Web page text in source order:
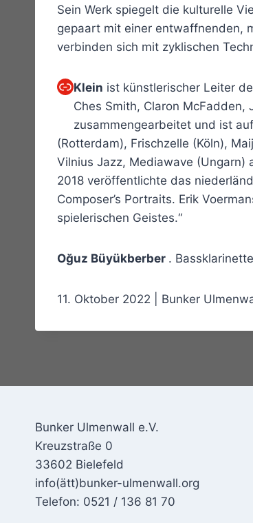
Sein Werk spiegelt die kulturelle
gepaart mit einer entwaffnenden,
verbinden sich mit zyklischen
Link Klein ist künstlerischer Leiter
Ches Smith, Claron
zusammengearbeitet und ist
(Rotterdam), Frischzelle (Köln),
Vilnius Jazz, Mediawave (Ungarn)
2018 veröffentlichte das
Composer’s Portraits. Erik
spielerischen Geistes.“
Oğuz Büyükberber .
11. Oktober 2022 | Bunker
Bunker Ulmenwall e.V.
Kreuzstraße 0
33602 Bielefeld
info(ätt)bunker-ulmenwall.org
Telefon: 0521 / 136 81 70